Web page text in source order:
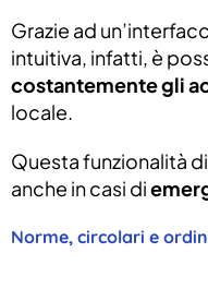
Grazie ad
intuitiva, infatti, è
costantemente gli
locale.
Questa funzionalità
anche in casi di
Norme, circolari e